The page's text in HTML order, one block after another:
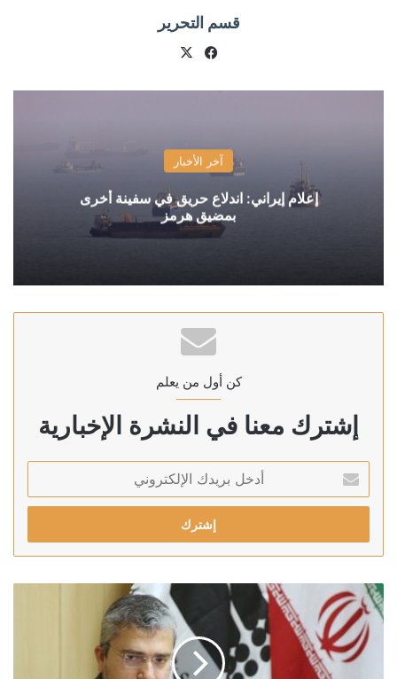
قسم التحرير
فيسبوك
آخر الأخبار
إعلام إيراني: اندلاع حريق في سفينة أخرى
بمضيق هرمز
كن أول من يعلم
إشترك معنا في النشرة الإخبارية
بريدك
الإلكتروني